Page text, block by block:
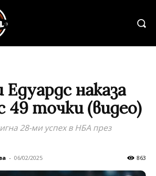
наказа
49 точки (видео)
28-ми успех в НБА през
- 06/02/2025 863